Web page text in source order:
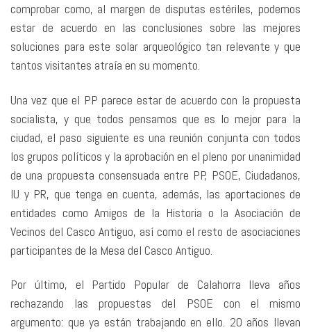
comprobar como, al margen de disputas estériles, podemos
estar de acuerdo en las conclusiones sobre las mejores
soluciones para este solar arqueológico tan relevante y que
tantos visitantes atraía en su momento.
Una vez que el PP parece estar de acuerdo con la propuesta
socialista, y que todos pensamos que es lo mejor para la
ciudad, el paso siguiente es una reunión conjunta con todos
los grupos políticos y la aprobación en el pleno por unanimidad
de una propuesta consensuada entre PP, PSOE, Ciudadanos,
IU y PR, que tenga en cuenta, además, las aportaciones de
entidades como Amigos de la Historia o la Asociación de
Vecinos del Casco Antiguo, así como el resto de asociaciones
participantes de la Mesa del Casco Antiguo.
Por último, el Partido Popular de Calahorra lleva años
rechazando las propuestas del PSOE con el mismo
argumento: que ya están trabajando en ello. 20 años llevan